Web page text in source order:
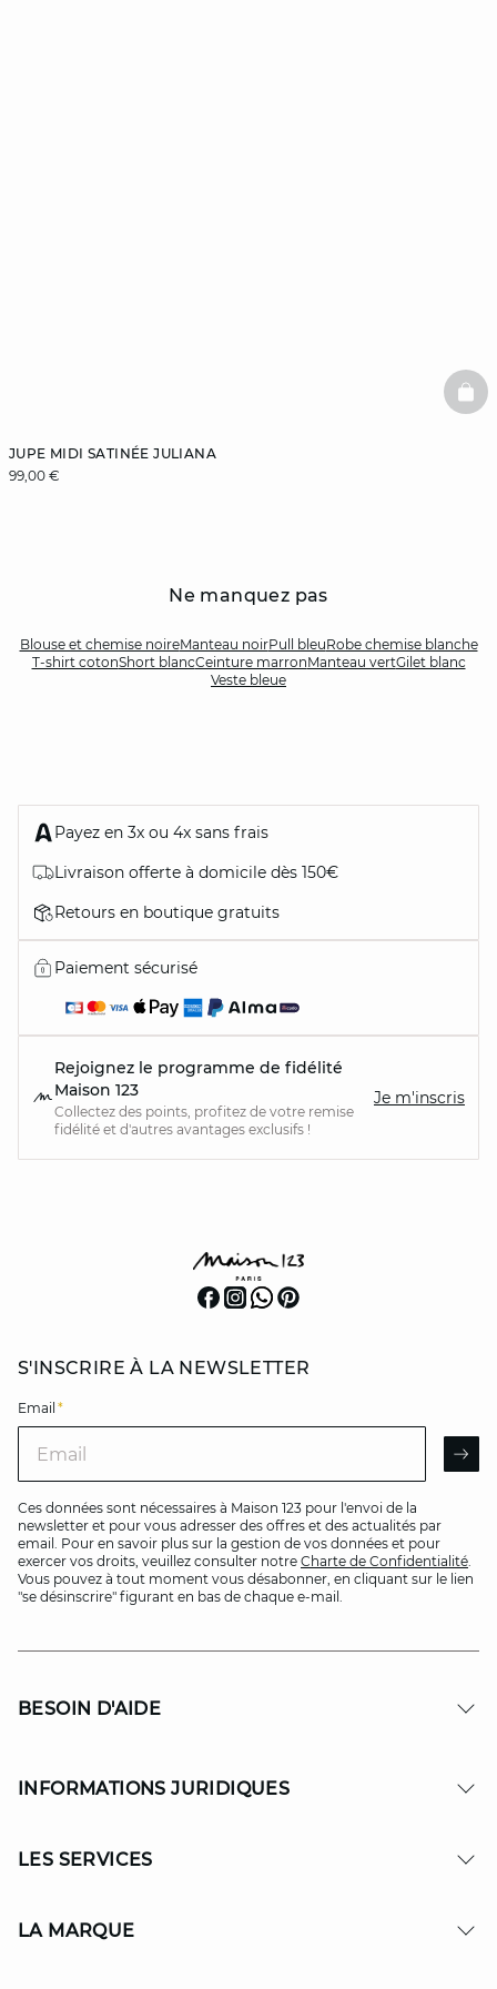
JUPE MIDI SATINÉE JULIANA
99,00 €
Ne manquez pas
Blouse et chemise noireManteau noirPull bleuRobe chemise blanche
T-shirt cotonShort blancCeinture marronManteau vertGilet blanc
Veste bleue
Payez en 3x ou 4x sans frais
Livraison offerte à domicile dès 150€
Retours en boutique gratuits
Paiement sécurisé
Rejoignez le programme de fidélité
Maison 123
Collectez des points, profitez de votre remise
fidélité et d'autres avantages exclusifs !
Je m'inscris
S'INSCRIRE À LA NEWSLETTER
Email *
Ces données sont nécessaires à Maison 123 pour l'envoi de la
newsletter et pour vous adresser des offres et des actualités par
email. Pour en savoir plus sur la gestion de vos données et pour
exercer vos droits, veuillez consulter notre Charte de Confidentialité.
Vous pouvez à tout moment vous désabonner, en cliquant sur le lien
"se désinscrire" figurant en bas de chaque e-mail.
BESOIN D'AIDE
INFORMATIONS JURIDIQUES
LES SERVICES
LA MARQUE